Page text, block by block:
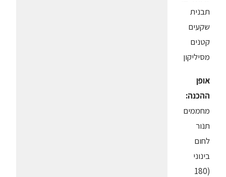
תבנית
שקעים
קטנים
מסיליקון
אופן
ההכנה:
מחממים
תנור
לחום
בינוני
(180